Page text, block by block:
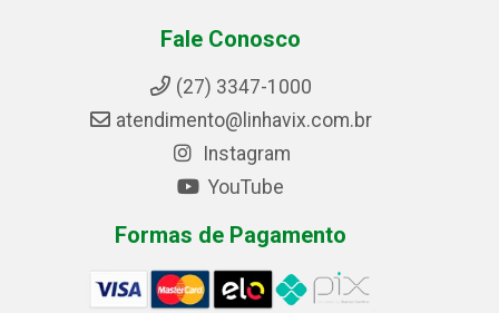
Fale Conosco
(27) 3347-1000
atendimento@linhavix.com.br
Instagram
YouTube
Formas de Pagamento